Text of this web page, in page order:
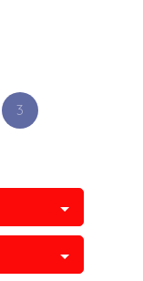
3